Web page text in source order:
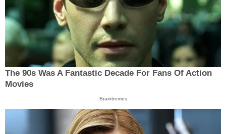
The 90s Was A Fantastic Decade For Fans Of Action
Movies
Brainberries